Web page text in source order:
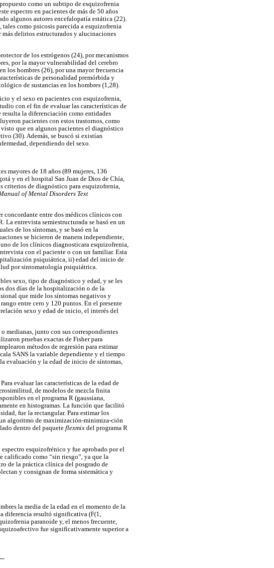
como un subtipo de esquizofrenia
espectro en pacientes de más de 50 años
algunos autores encefalopatía estática (22).
como psicosis parecida a esquizofrenia
delirios estructurados y alucinaciones
de los estrógenos (24), por mecanismos
por la mayor vulnerabilidad del cerebro
los hombres (26), por una mayor frecuencia
de personalidad premórbida y
de sustancias en los hombres (1,28).
y el sexo en pacientes con esquizofrenia,
con el fin de evaluar las características de
la diferenciación como entidades
pacientes con estos trastornos, como
que en algunos pacientes el diagnóstico
(30). Además, se buscó si existían
dependiendo del sexo.
mayores de 18 años (89 mujeres, 136
y en el hospital San Juan de Dios de Chía,
de diagnóstico para esquizofrenia,
of Mental Disorders Text
concordante entre dos médicos clínicos con
La entrevista semiestructurada se basó en un
de los síntomas, y se basó en la
se hicieron de manera independiente,
de los clínicos diagnosticara esquizofrenia,
con el paciente o con un familiar. Esta
psiquiátrica, ii) edad del inicio de
por sintomatología psiquiátrica.
sexo, tipo de diagnóstico y edad, y se les
dos días de la hospitalización o de la
que mide los síntomas negativos y
entre cero y 120 puntos. En el presente
sexo y edad de inicio, el interés del
medianas, junto con sus correspondientes
pruebas exactas de Fisher para
métodos de regresión para estimar
SANS la variable dependiente y el tiempo
evaluación y la edad de inicio de síntomas,
evaluar las características de la edad de
de modelos de mezcla finita
en el programa R (gaussiana,
en histogramas. La función que facilitó
fue la rectangular. Para estimar los
algoritmo de maximización-minimiza-ción
dentro del paquete flexmix del programa R
esquizofrénico y fue aprobado por el
calificado como “sin riesgo”, ya que la
de la práctica clínica del posgrado de
y consignan de forma sistemática y
la media de la edad en el momento de la
diferencia resultó significativa (F(1,
paranoide y, el menos frecuente,
fue significativamente superior a